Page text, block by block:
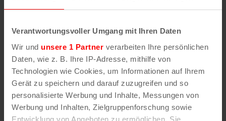
Verantwortungsvoller Umgang mit Ihren Daten
Wir und unsere 1 Partner verarbeiten Ihre persönlichen
Daten, wie z. B. Ihre IP-Adresse, mithilfe von
Technologien wie Cookies, um Informationen auf Ihrem
Gerät zu speichern und darauf zuzugreifen und so
personalisierte Werbung und Inhalte, Messungen von
Werbung und Inhalten, Zielgruppenforschung sowie
Entwicklung von Angeboten zu ermöglichen. Sie
Darstellung des RVR-Kartenwerks
Stadtplanwerk
erhältst Du unsere koeln.de-Karte mit vielen
weiteren Details wie z.B. Hausnummern.
Unser Stadtplan basiert auf Daten des
OpenStreetMap
-Projekts (
© OpenStreetMap
Mitwirkende
) und von OpenCycleMap.org